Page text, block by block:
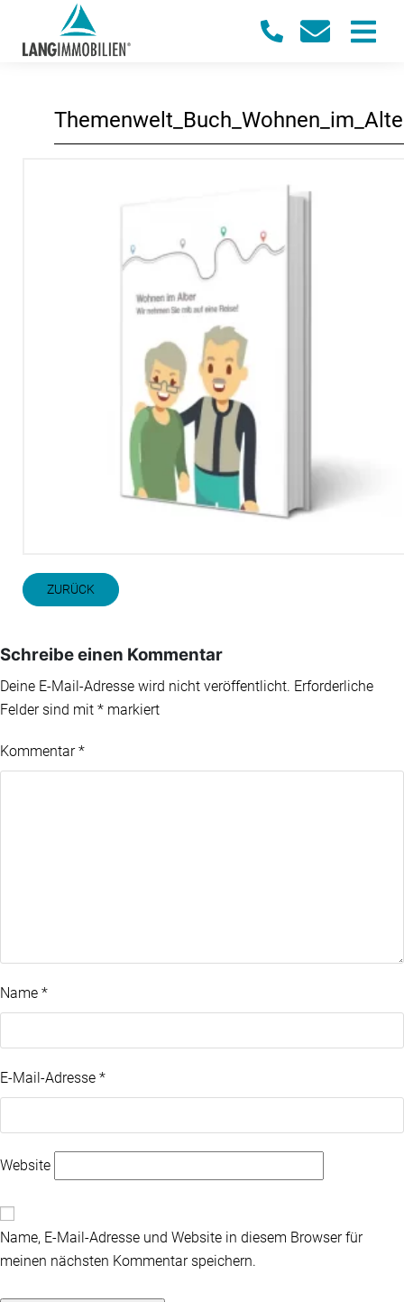
ZURÜCK
Schreibe einen Kommentar
Deine E-Mail-Adresse wird nicht veröffentlicht. Erforderliche
Felder sind mit * markiert
Kommentar*
Name *
E-Mail-Adresse *
Website
Name, E-Mail-Adresse und Website in diesem Browser für
meinen nächsten Kommentar speichern.